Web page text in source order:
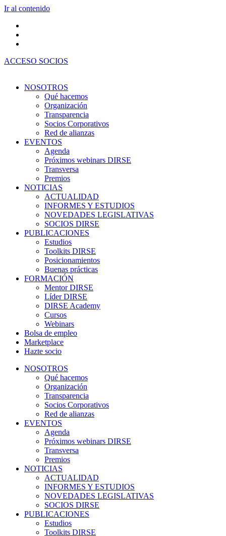
Ir al contenido
ACCESO SOCIOS
NOSOTROS
Qué hacemos
Organización
Transparencia
Socios Corporativos
Red de alianzas
EVENTOS
Agenda
Próximos webinars DIRSE
Transversa
Premios
NOTICIAS
ACTUALIDAD
INFORMES Y ESTUDIOS
NOVEDADES LEGISLATIVAS
SOCIOS DIRSE
PUBLICACIONES
Estudios
Toolkits DIRSE
Posicionamientos
Buenas prácticas
FORMACIÓN
Mentor DIRSE
Líder DIRSE
DIRSE Academy
Cursos
Webinars
Bolsa de empleo
Marketplace
Hazte socio
NOSOTROS
Qué hacemos
Organización
Transparencia
Socios Corporativos
Red de alianzas
EVENTOS
Agenda
Próximos webinars DIRSE
Transversa
Premios
NOTICIAS
ACTUALIDAD
INFORMES Y ESTUDIOS
NOVEDADES LEGISLATIVAS
SOCIOS DIRSE
PUBLICACIONES
Estudios
Toolkits DIRSE